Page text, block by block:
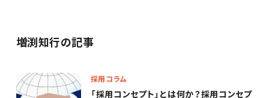
増渕知行の記事
採用コラム
「採用コンセプト」とは何か？採用コンセプ